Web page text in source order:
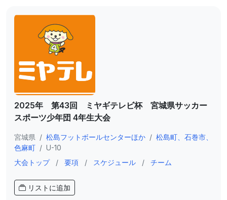
2025年 第43回 ミヤギテレビ杯 宮城県サッカー
スポーツ少年団 4年生大会
宮城県 / 松島フットボールセンターほか / 松島町、石巻市、
色麻町 / U-10
大会トップ
/ 要項 / スケジュール / チーム
リストに追加